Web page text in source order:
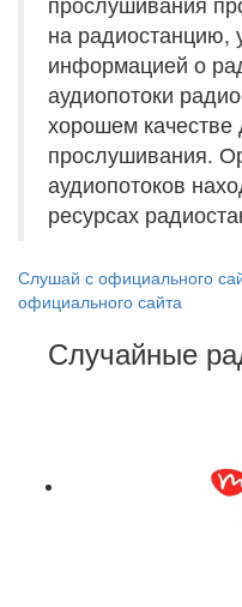
на радиостанцию,
информацией о
аудиопотоки
хорошем качестве
прослушивания.
аудиопотоков
ресурсах
Слушай с официального
официального сайта
Случайные